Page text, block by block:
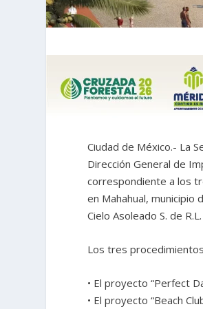
Ciudad de México.- La
Dirección General de
correspondiente a los
en Mahahual, municipio
Cielo Asoleado S. de
Los tres
• El proyecto “Perfect
• El proyecto “Beach